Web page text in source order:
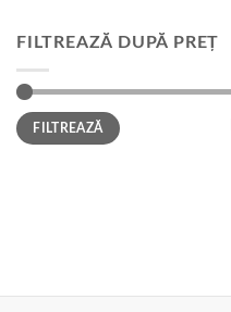
FILTREAZĂ DUPĂ PREȚ
Preț
minim
Preț
maximFILTREAZĂ